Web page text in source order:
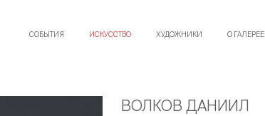
СОБЫТИЯ ИСКУССТВО ХУДОЖНИКИ О ГАЛЕРЕЕ
ВОЛКОВ ДАНИИЛ